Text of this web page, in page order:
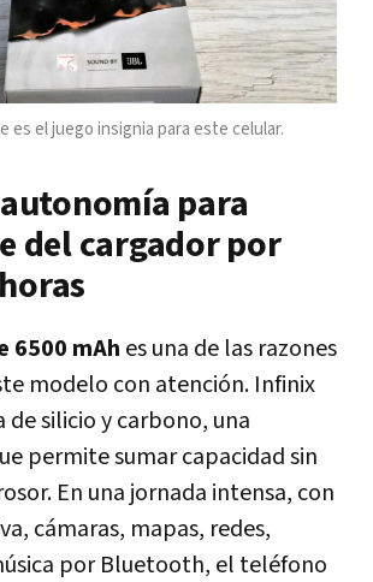
es el juego insignia para este celular.
para
del cargador por
6500 mAh es una de las razones
modelo con atención. Infinix
de silicio y carbono, una
permite sumar capacidad sin
En una jornada intensa, con
cámaras, mapas, redes,
por Bluetooth, el teléfono